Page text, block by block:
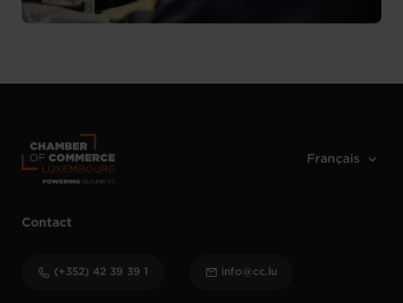
Contact
(+352) 42 39 39 1 info@cc.lu